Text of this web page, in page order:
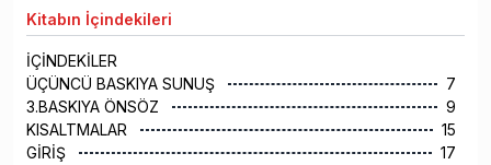
Kitabın İçindekileri
İÇİNDEKİLER
ÜÇÜNCÜ BASKIYA SUNUŞ
7
3.BASKIYA ÖNSÖZ
9
KISALTMALAR
15
GİRİŞ
17